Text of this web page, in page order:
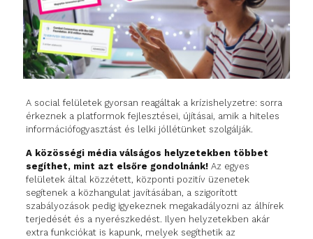
A social felületek gyorsan reagáltak a krízishelyzetre: sorra
érkeznek a platformok fejlesztései, újításai, amik a hiteles
információfogyasztást és lelki jóllétünket szolgálják.
A közösségi média válságos helyzetekben többet
segíthet, mint azt elsőre gondolnánk!Az egyes
felületek által közzétett, központi pozitív üzenetek
segítenek a közhangulat javításában, a szigorított
szabályozások pedig igyekeznek megakadályozni az álhírek
terjedését és a nyerészkedést. Ilyen helyzetekben akár
extra funkciókat is kapunk, melyek segíthetik az